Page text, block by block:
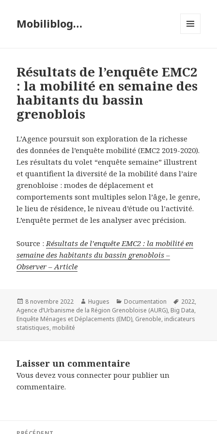
Mobiliblog…
Résultats de l’enquête EMC2
: la mobilité en semaine des
habitants du bassin
grenoblois
L’Agence poursuit son exploration de la richesse
des données de l’enquête mobilité (EMC2 2019-2020).
Les résultats du volet “enquête semaine” illustrent
et quantifient la diversité de la mobilité dans l’aire
grenobloise : modes de déplacement et
comportements sont multiples selon l’âge, le genre,
le lieu de résidence, le niveau d’étude ou l’activité.
L’enquête permet de les analyser avec précision.
Source :Résultats de l’enquête EMC2 : la mobilité en
semaine des habitants du bassin grenoblois –
Observer – Article
Publié
le
8 novembre 2022 Auteur
Hugues Catégories
Documentation
Mots-
clés
2022,
Agence d’Urbanisme de la Région Grenobloise (AURG), Big Data,
Enquête Ménages et Déplacements (EMD), Grenoble, indicateurs
statistiques, mobilité
Laisser un commentaire
Vous devezvous connecter pour publier un
commentaire.